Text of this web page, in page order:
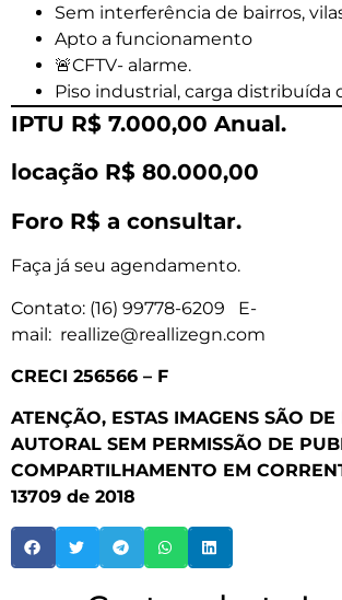
Sem interferência de bairros,
Apto a funcionamento
🚨CFTV- alarme.
Piso industrial, carga distribuída
IPTU R$ 7.000,00 Anual.
locação R$ 80.000,00
Foro R$ a consultar.
Faça já seu agendamento.
Contato: (16) 99778-6209 E-
mail: reallize@reallizegn.com
CRECI 256566 – F
ATENÇÃO, ESTAS IMAGENS SÃO DE
AUTORAL SEM PERMISSÃO DE
COMPARTILHAMENTO EM
13709 de 2018